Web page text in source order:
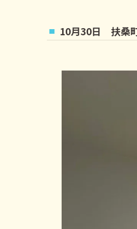
10月30日 扶桑